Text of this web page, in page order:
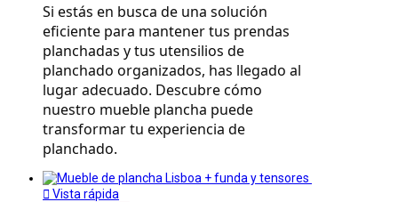
Si estás en busca de una solución
eficiente para mantener tus prendas
planchadas y tus utensilios de
planchado organizados, has llegado al
lugar adecuado. Descubre cómo
nuestro mueble plancha puede
transformar tu experiencia de
planchado.
 Vista rápida